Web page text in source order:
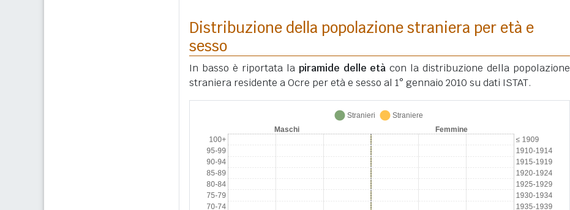
Distribuzione della popolazione straniera per età e
sesso
In basso è riportata la piramide delle età con la distribuzione della popolazione
straniera residente a Ocre per età e sesso al 1° gennaio 2010 su dati ISTAT.